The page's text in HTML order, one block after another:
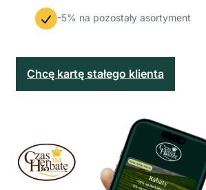
-5% na pozostały asortyment
Chcę kartę stałego klienta